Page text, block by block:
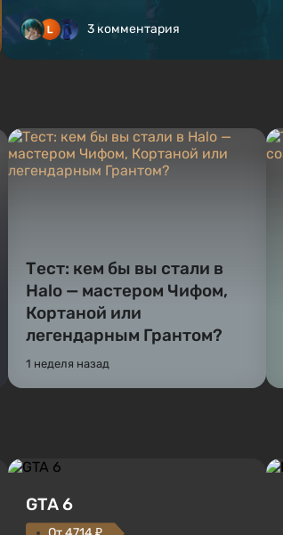
3 комментария
Тест: кем бы вы стали в
Halo — мастером Чифом,
Кортаной или
легендарным Грантом?
1 неделя назад
GTA 6